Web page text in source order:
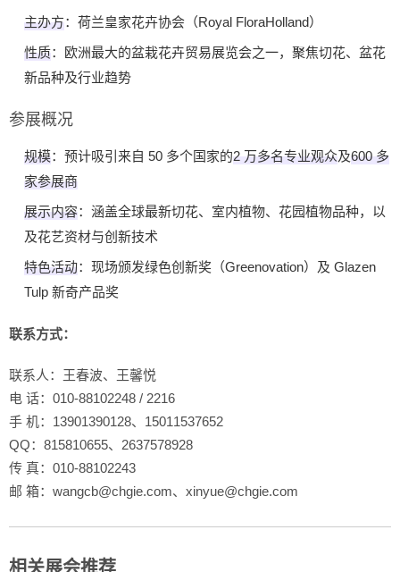
主办方‌：荷兰皇家花卉协会（Royal FloraHolland）
性质‌：欧洲最大的盆栽花卉贸易展览会之一，聚焦切花、盆花
新品种及行业趋势
参展概况
规模‌：预计吸引来自 50 多个国家的‌2 万多名专业观众‌及‌600 多
家参展商
展示内容‌：涵盖全球最新切花、室内植物、花园植物品种，以
及花艺资材与创新技术
特色活动‌：现场颁发绿色创新奖（Greenovation）及 Glazen
Tulp 新奇产品奖
联系方式：
联系人：王春波、王馨悦
电 话：010-88102248 / 2216
手 机：13901390128、15011537652
QQ：815810655、2637578928
传 真：010-88102243
邮 箱：wangcb@chgie.com、xinyue@chgie.com
相关展会推荐